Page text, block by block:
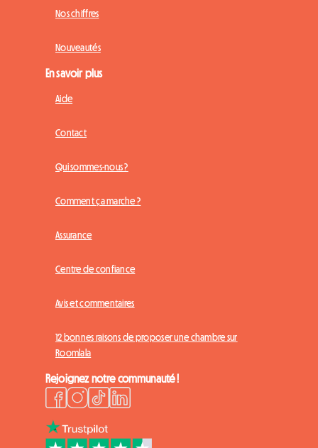
Nos chiffres
Nouveautés
En savoir plus
Aide
Contact
Qui sommes-nous ?
Comment ça marche ?
Assurance
Centre de confiance
Avis et commentaires
12 bonnes raisons de proposer une chambre sur
Roomlala
Rejoignez notre communauté !